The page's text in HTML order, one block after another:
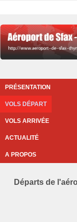
PRÉSENTATION
VOLS DÉPART
VOLS ARRIVÉE
ACTUALITÉ
A PROPOS
Départs de